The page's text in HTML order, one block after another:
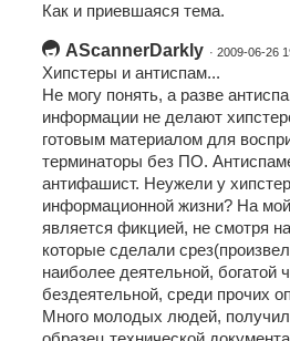
Как и приевшаяся тема.
AScannerDarkly · 2009-06-26
Хипстеры и антиспам...
Не могу понять, а разве
информации не делают
готовым материалом для
терминаторы без ПО.
антифашист. Неужели у
информационной жизни? На
является фикцией, не смотря
которые сделали
наиболее деятельной, богатой
бездеятельной, среди прочих
Много молодых людей,